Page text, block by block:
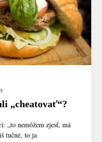
„cheatovať“?
„to nemôžem zjesť, má
tučné, to ja